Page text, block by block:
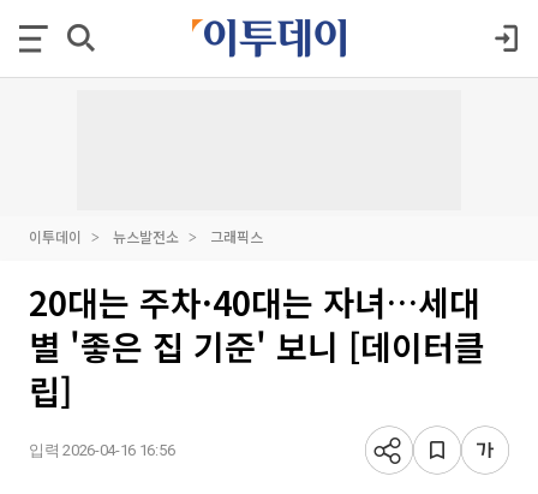
이투데이 뉴스발전소 그래픽스
20대는 주차·40대는 자녀…세대
별 '좋은 집 기준' 보니 [데이터클
립]
입력 2026-04-16 16:56